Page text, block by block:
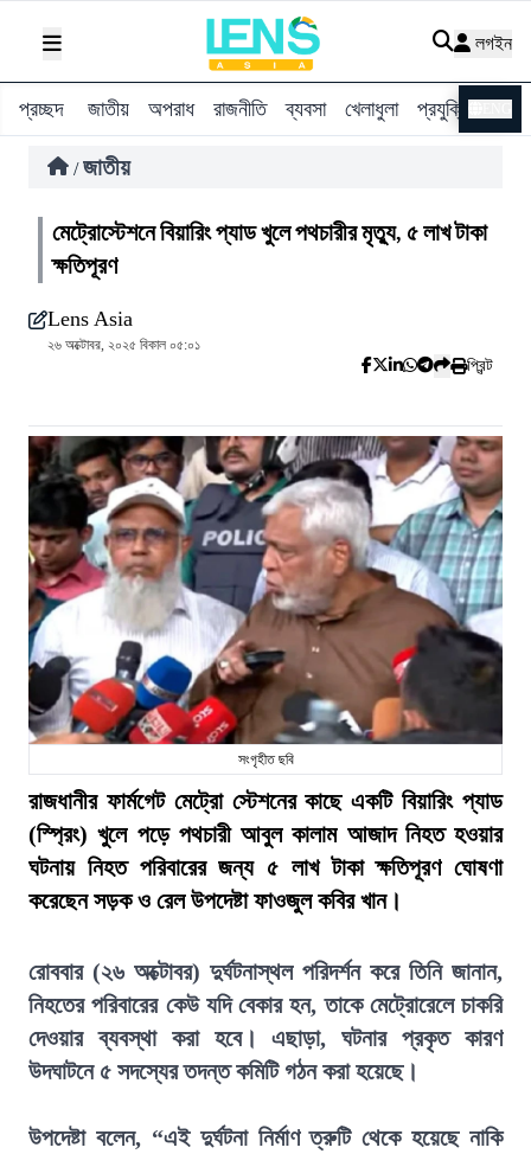
লগইন
প্রচ্ছদ জাতীয় অপরাধ রাজনীতি ব্যবসা খেলাধুলা প্রযুক্তি
/ জাতীয়
মেট্রোস্টেশনে বিয়ারিং প্যাড খুলে পথচারীর মৃত্যু, ৫ লাখ টাকা
ক্ষতিপূরণ
Lens Asia
২৬ অক্টোবর, ২০২৫ বিকাল ০৫:০১
প্রিন্ট
সংগৃহীত ছবি
রাজধানীর ফার্মগেট মেট্রো স্টেশনের কাছে একটি বিয়ারিং প্যাড
(স্প্রিং) খুলে পড়ে পথচারী আবুল কালাম আজাদ নিহত হওয়ার
ঘটনায় নিহত পরিবারের জন্য ৫ লাখ টাকা ক্ষতিপূরণ ঘোষণা
করেছেন সড়ক ও রেল উপদেষ্টা ফাওজুল কবির খান।
রোববার (২৬ অক্টোবর) দুর্ঘটনাস্থল পরিদর্শন করে তিনি জানান,
নিহতের পরিবারের কেউ যদি বেকার হন, তাকে মেট্রোরেলে চাকরি
দেওয়ার ব্যবস্থা করা হবে। এছাড়া, ঘটনার প্রকৃত কারণ
উদঘাটনে ৫ সদস্যের তদন্ত কমিটি গঠন করা হয়েছে।
উপদেষ্টা বলেন, “এই দুর্ঘটনা নির্মাণ ত্রুটি থেকে হয়েছে নাকি